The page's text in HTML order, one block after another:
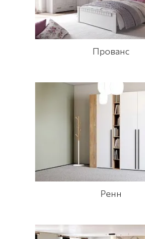
Прованс
Ренн